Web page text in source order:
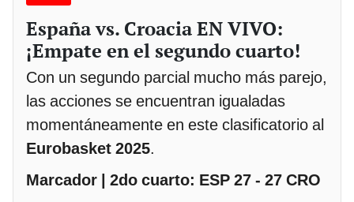
España vs. Croacia EN VIVO:
¡Empate en el segundo cuarto!
Con un segundo parcial mucho más parejo,
las acciones se encuentran igualadas
momentáneamente en este clasificatorio al
Eurobasket 2025.
Marcador | 2do cuarto: ESP 27 - 27 CRO